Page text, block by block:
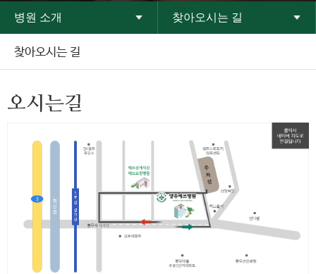
병원 소개 찾아오시는 길
찾아오시는 길
오시는길